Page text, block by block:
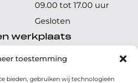
toestemming
bieden, gebruiken wij technologieën
09.00 tot 17.00 uur
Gesloten
werkplaats
08.00 tot 17.00 uur